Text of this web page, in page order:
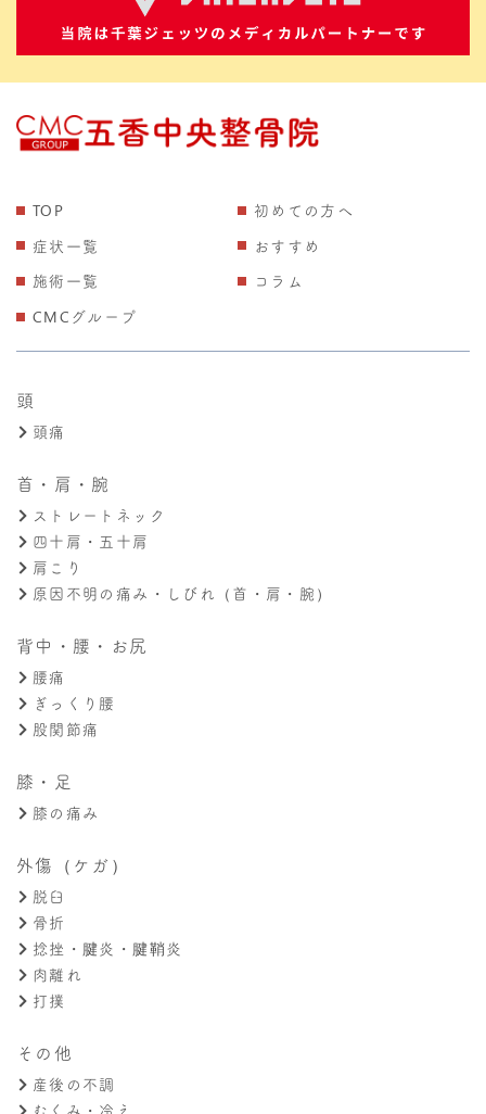
TOP
初めての方へ
症状一覧
おすすめ
施術一覧
コラム
CMCグループ
頭
頭痛
首・肩・腕
ストレートネック
四十肩・五十肩
肩こり
原因不明の痛み・しびれ（首・肩・腕）
背中・腰・お尻
腰痛
ぎっくり腰
股関節痛
膝・足
膝の痛み
外傷（ケガ）
脱臼
骨折
捻挫・腱炎・腱鞘炎
肉離れ
打撲
その他
産後の不調